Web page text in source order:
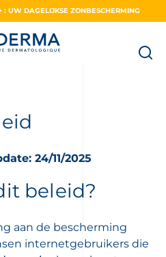
: UW DAGELIJKSE ZONBESCHERMING
24/11/2025
beleid?
aan de bescherming
internetgebruikers die